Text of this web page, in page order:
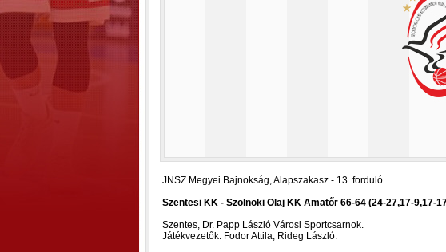
JNSZ Megyei Bajnokság, Alapszakasz - 13. forduló
Szentesi KK - Szolnoki Olaj KK Amatőr 66-64 (24-27,17-9,17-
Szentes, Dr. Papp László Városi Sportcsarnok.
Játékvezetők: Fodor Attila, Rideg László.